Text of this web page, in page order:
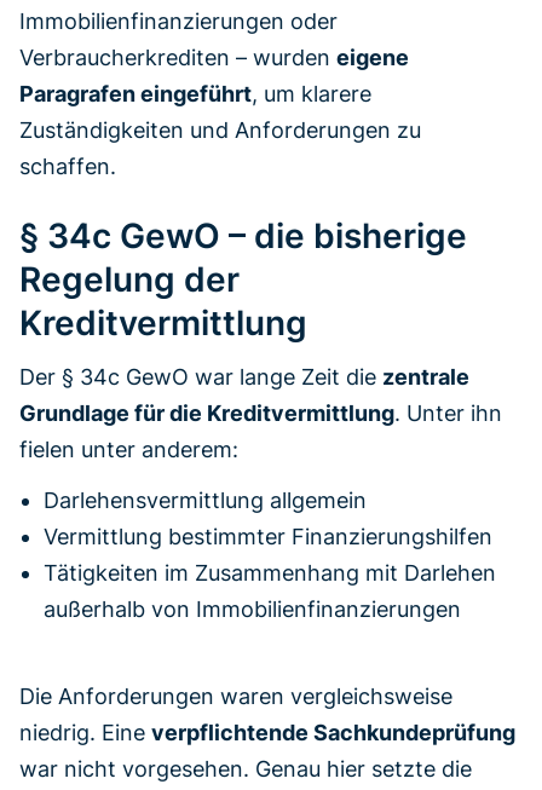
Immobilienfinanzierungen oder
Verbraucherkrediten – wurden eigene
Paragrafen eingeführt, um klarere
Zuständigkeiten und Anforderungen zu
schaffen.
§ 34c GewO – die bisherige
Regelung der
Kreditvermittlung
Der § 34c GewO war lange Zeit die zentrale
Grundlage für die Kreditvermittlung. Unter ihn
fielen unter anderem:
Darlehensvermittlung allgemein
Vermittlung bestimmter Finanzierungshilfen
Tätigkeiten im Zusammenhang mit Darlehen
außerhalb von Immobilienfinanzierungen
Die Anforderungen waren vergleichsweise
niedrig. Eine verpflichtende Sachkundeprüfung
war nicht vorgesehen. Genau hier setzte die